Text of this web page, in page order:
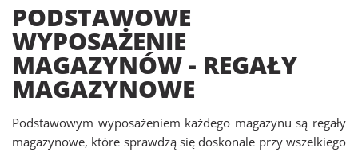
PODSTAWOWE
WYPOSAŻENIE
MAGAZYNÓW - REGAŁY
MAGAZYNOWE
Podstawowym wyposażeniem każdego magazynu są regały
magazynowe, które sprawdzą się doskonale przy wszelkiego